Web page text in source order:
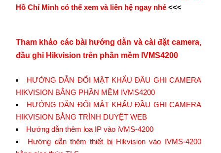
Hồ Chí Minh có thể xem và liên hệ ngay nhé<<<
Tham khảo các bài hướng dẫn và cài đặt camera,
đầu ghi Hikvision trên phần mềm IVMS4200
HƯỚNG DẪN ĐỔI MẬT KHẨU ĐẦU GHI CAMERA
HIKVISION BẰNG PHẦN MỀM IVMS4200
HƯỚNG DẪN ĐỔI MẬT KHẨU ĐẦU GHI CAMERA
HIKVISION BẰNG TRÌNH DUYỆT WEB
Hướng dẫn thêm loa IP vào iVMS-4200
Hướng dẫn thêm thiết bị Hikvision vào IVMS-4200